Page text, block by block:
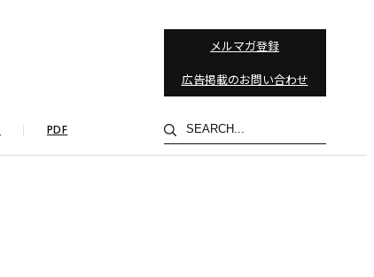
メルマガ登録
広告掲載のお問い合わせ
PDF
検
索